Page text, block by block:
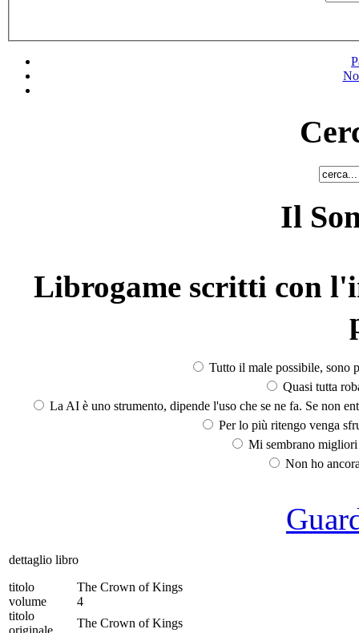
Il
Librogame scritti con
Tutto il male possibile, sono
Quasi tutta
La AI è uno strumento, dipende l'uso che se ne fa. Se non
Per lo più ritengo venga
Mi sembrano
Non ho
dettaglio libro
titolo
The Crown of Kings
volume
4
titolo
originale
The Crown of Kings